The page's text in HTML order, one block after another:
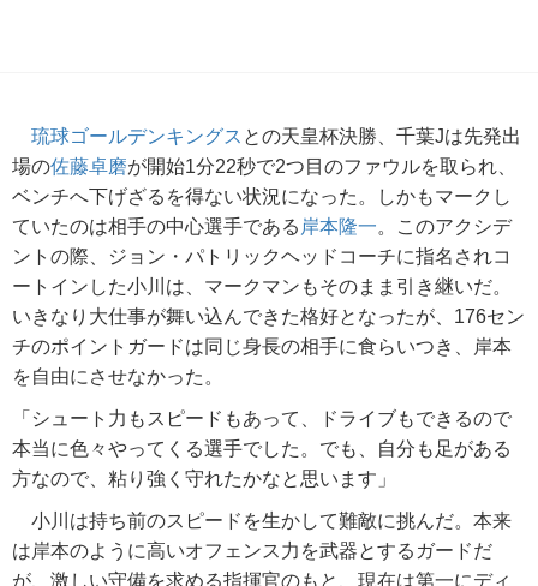
琉球ゴールデンキングス との天皇杯決勝、千葉Jは先発出
場の佐藤卓磨が開始1分22秒で2つ目のファウルを取られ、
ベンチへ下げざるを得ない状況になった。しかもマークし
ていたのは相手の中心選手である 岸本隆一。このアクシデ
ントの際、ジョン・パトリックヘッドコーチに指名されコ
ートインした小川は、マークマンもそのまま引き継いだ。
いきなり大仕事が舞い込んできた格好となったが、176セン
チのポイントガードは同じ身長の相手に食らいつき、岸本
を自由にさせなかった。
「シュート力もスピードもあって、ドライブもできるので
本当に色々やってくる選手でした。でも、自分も足がある
方なので、粘り強く守れたかなと思います」
小川は持ち前のスピードを生かして難敵に挑んだ。本来
は岸本のように高いオフェンス力を武器とするガードだ
が、激しい守備を求める指揮官のもと、現在は第一にディ